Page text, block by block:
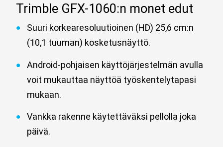
Trimble GFX-1060:n monet edut
Suuri korkearesoluutioinen (HD) 25,6 cm:n
(10,1 tuuman) kosketusnäyttö.
Android-pohjaisen käyttöjärjestelmän avulla
voit mukauttaa näyttöä työskentelytapasi
mukaan.
Vankka rakenne käytettäväksi pellolla joka
päivä.